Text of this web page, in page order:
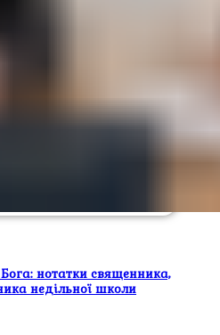
нотатки священника,
недільної школи